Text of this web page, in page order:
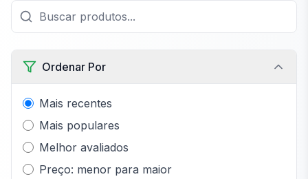
Ordenar Por
Mais recentes
Mais populares
Melhor avaliados
Preço: menor para maior